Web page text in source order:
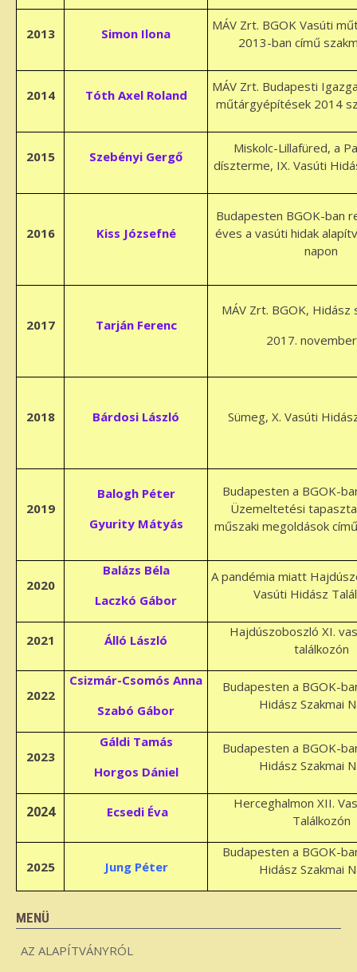
2013 Simon Ilona
MÁV Zrt. BGOK Vasúti
2013-ban című
2014 Tóth Axel Roland
MÁV Zrt. Budapesti
műtárgyépítések 2014
2015 Szebényi Gergő
Miskolc-Lillafüred, a
díszterme, IX. Vasúti
2016 Kiss Józsefné
Budapesten BGOK-ban
éves a vasúti hidak
napon
2017 Tarján Ferenc
MÁV Zrt. BGOK, Hidász
2017.
2018 Bárdosi László Sümeg, X. Vasúti
2019
Balogh Péter
Gyurity Mátyás
Budapesten a BGOK-
Üzemeltetési
műszaki megoldások
2020
Balázs Béla
Laczkó Gábor
A pandémia miatt
Vasúti Hidász
2021 Álló László
Hajdúszoboszló XI.
találkozón
2022
Csizmár-Csomós Anna
Szabó Gábor
Budapesten a BGOK-
Hidász Szakmai
2023
Gáldi Tamás
Horgos Dániel
Budapesten a BGOK-
Hidász Szakmai
2024 Ecsedi Éva
Herceghalmon XII.
Találkozón
2025 Jung Péter
Budapesten a BGOK-
Hidász Szakmai
MENÜ
AZ ALAPÍTVÁNYRÓL